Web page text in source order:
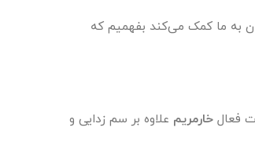
به ما کمک می‌کند بفهمیم که
فعال خارمریم علاوه بر سم زدایی و